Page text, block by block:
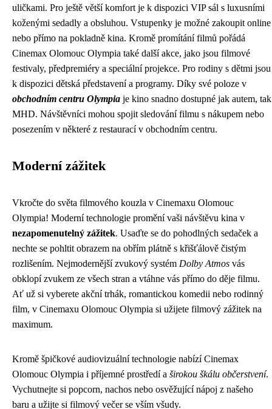
uličkami. Pro ještě větší komfort je k dispozici VIP sál s luxusními
koženými sedadly a obsluhou. Vstupenky je možné zakoupit online
nebo přímo na pokladně kina. Kromě promítání filmů pořádá
Cinemax Olomouc Olympia také další akce, jako jsou filmové
festivaly, předpremiéry a speciální projekce. Pro rodiny s dětmi jsou
k dispozici dětská představení a programy. Díky své poloze v
obchodním centru Olympia je kino snadno dostupné jak autem, tak
MHD. Návštěvníci mohou spojit sledování filmu s nákupem nebo
posezením v některé z restaurací v obchodním centru.
Moderní zážitek
Vkročte do světa filmového kouzla v Cinemaxu Olomouc
Olympia! Moderní technologie promění vaši návštěvu kina v
nezapomenutelný zážitek. Usaďte se do pohodlných sedaček a
nechte se pohltit obrazem na obřím plátně s křišťálově čistým
rozlišením. Nejmodernější zvukový systém Dolby Atmos vás
obklopí zvukem ze všech stran a vtáhne vás přímo do děje filmu.
Ať už si vyberete akční trhák, romantickou komedii nebo rodinný
film, v Cinemaxu Olomouc Olympia si užijete filmový zážitek na
maximum.
Kromě špičkové audiovizuální technologie nabízí Cinemax
Olomouc Olympia i příjemné prostředí a širokou škálu občerstvení.
Vychutnejte si popcorn, nachos nebo osvěžující nápoj z našeho
baru a užijte si filmový večer se vším všudy.